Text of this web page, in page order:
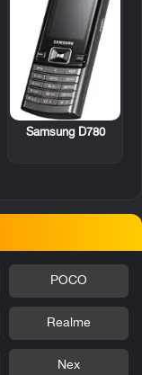
Samsung D780
POCO
Realme
Nex